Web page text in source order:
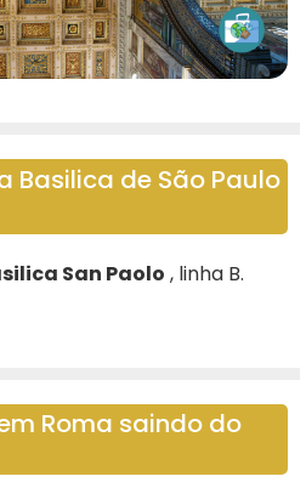
Basilica de São Paulo
San Paolo , linha B.
Roma saindo do